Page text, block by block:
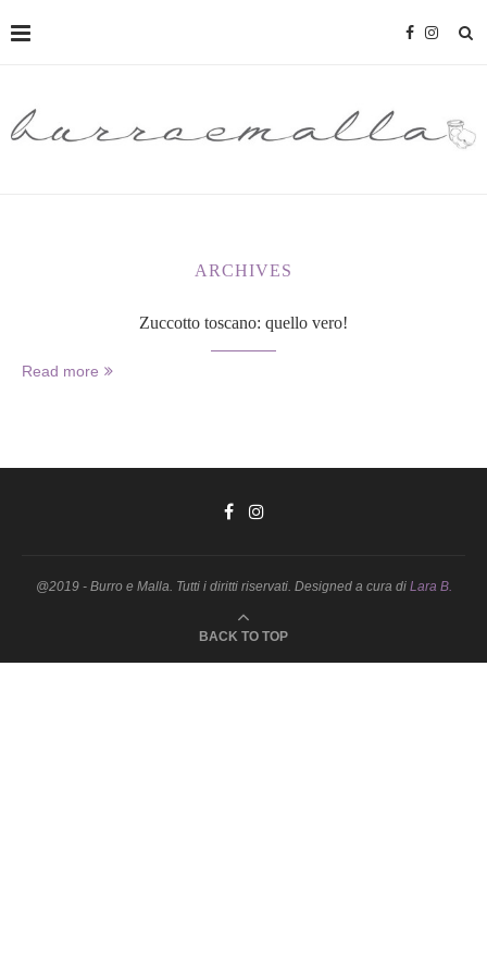
ARCHIVES
Zuccotto toscano: quello vero!
Read more
@2019 - Burro e Malla. Tutti i diritti riservati. Designed a cura di Lara B.
BACK TO TOP